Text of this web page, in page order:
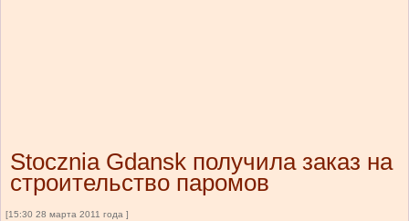
Stocznia Gdansk получила заказ на
строительство паромов
[15:30 28 марта 2011 года ]